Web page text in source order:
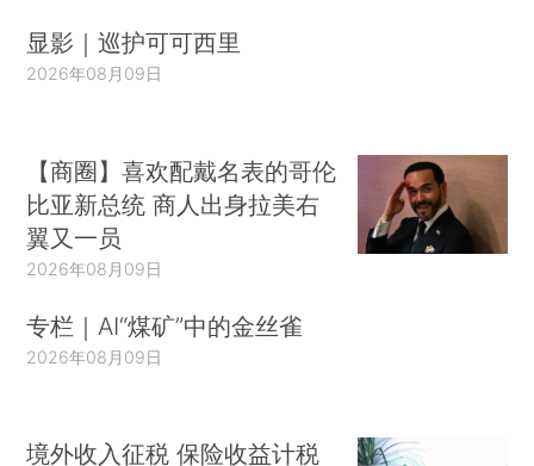
显影｜巡护可可西里
2026年08月09日
【商圈】喜欢配戴名表的哥伦
比亚新总统 商人出身拉美右
翼又一员
2026年08月09日
专栏｜AI“煤矿”中的金丝雀
2026年08月09日
境外收入征税 保险收益计税